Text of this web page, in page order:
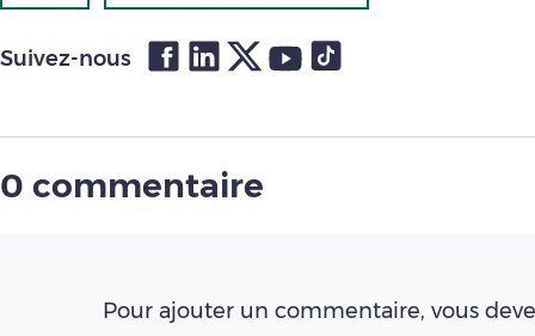
Suivez-nous
0 commentaire
Pour ajouter un commentaire, vous